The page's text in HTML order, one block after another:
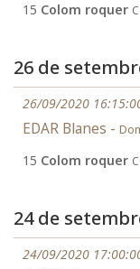
15 Colom roquer
26 de
26/09/2020
EDAR Blanes -
15 Colom roquer
24 de
24/09/2020